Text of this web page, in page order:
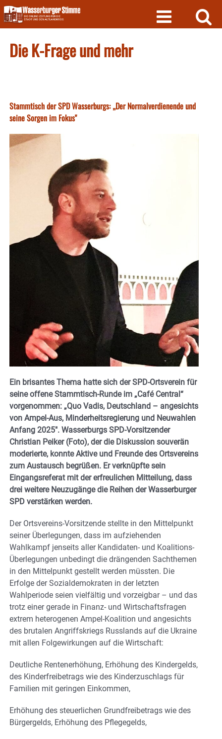
Skip
to
content
Die K-Frage und mehr
Stammtisch der SPD Wasserburgs: „Der Normalverdienende und
seine Sorgen im Fokus"
Ein brisantes Thema hatte sich der SPD-Ortsverein für
seine offene Stammtisch-Runde im „Café Central“
vorgenommen: „Quo Vadis, Deutschland – angesichts
von Ampel-Aus, Minderheitsregierung und Neuwahlen
Anfang 2025″. Wasserburgs SPD-Vorsitzender
Christian Peiker (Foto), der die Diskussion souverän
moderierte, konnte Aktive und Freunde des Ortsvereins
zum Austausch begrüßen. Er verknüpfte sein
Eingangsreferat mit der erfreulichen Mitteilung, dass
drei weitere Neuzugänge die Reihen der Wasserburger
SPD verstärken werden.
Der Ortsvereins-Vorsitzende stellte in den Mittelpunkt
seiner Überlegungen, dass im aufziehenden
Wahlkampf jenseits aller Kandidaten- und Koalitions-
Überlegungen unbedingt die drängenden Sachthemen
in den Mittelpunkt gestellt werden müssten. Die
Erfolge der Sozialdemokraten in der letzten
Wahlperiode seien vielfältig und vorzeigbar – und das
trotz einer gerade in Finanz- und Wirtschaftsfragen
extrem heterogenen Ampel-Koalition und angesichts
des brutalen Angriffskriegs Russlands auf die Ukraine
mit allen Folgewirkungen auf die Wirtschaft:
Deutliche Rentenerhöhung, Erhöhung des Kindergelds,
des Kinderfreibetrags wie des Kinderzuschlags für
Familien mit geringen Einkommen,
Erhöhung des steuerlichen Grundfreibetrags wie des
Bürgergelds, Erhöhung des Pflegegelds,